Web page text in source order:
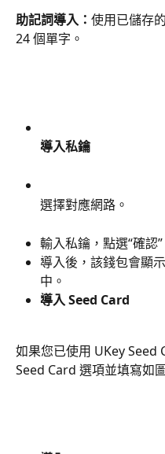
助記詞導入： 使用已儲存
24 個單字。
導入私鑰
選擇對應網路。
輸入私鑰，點選“確認
導入後，該錢包會顯
中。
導入 Seed Card
如果您已使用 UKey Seed
Seed Card 選項並填寫如